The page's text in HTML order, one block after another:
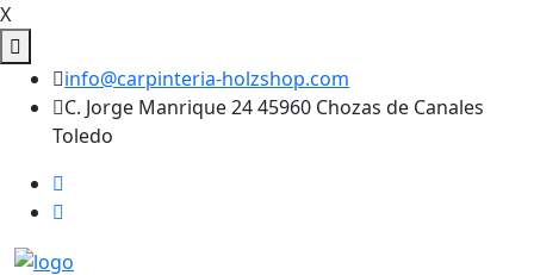
X
info@carpinteria-holzshop.com
C. Jorge Manrique 24 45960 Chozas de Canales
Toledo